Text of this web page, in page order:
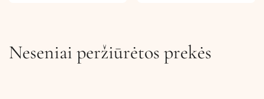
Neseniai peržiūrėtos prekės